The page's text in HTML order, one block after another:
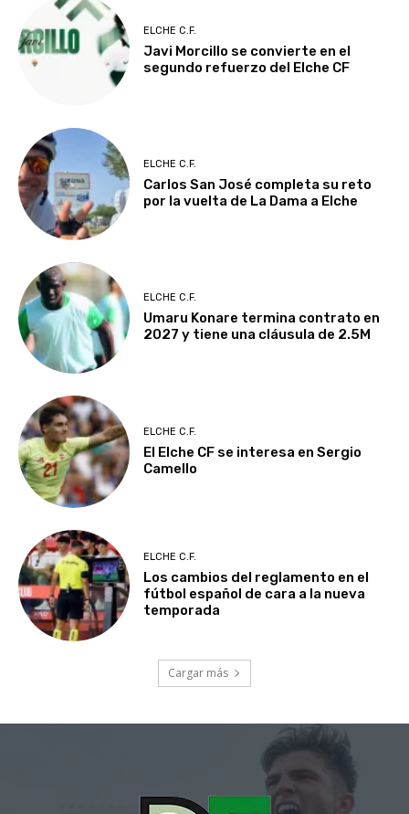
ELCHE C.F.
Javi Morcillo se convierte en el
segundo refuerzo del Elche CF
ELCHE C.F.
Carlos San José completa su reto
por la vuelta de La Dama a Elche
ELCHE C.F.
Umaru Konare termina contrato en
2027 y tiene una cláusula de 2.5M
ELCHE C.F.
El Elche CF se interesa en Sergio
Camello
ELCHE C.F.
Los cambios del reglamento en el
fútbol español de cara a la nueva
temporada
Cargar más